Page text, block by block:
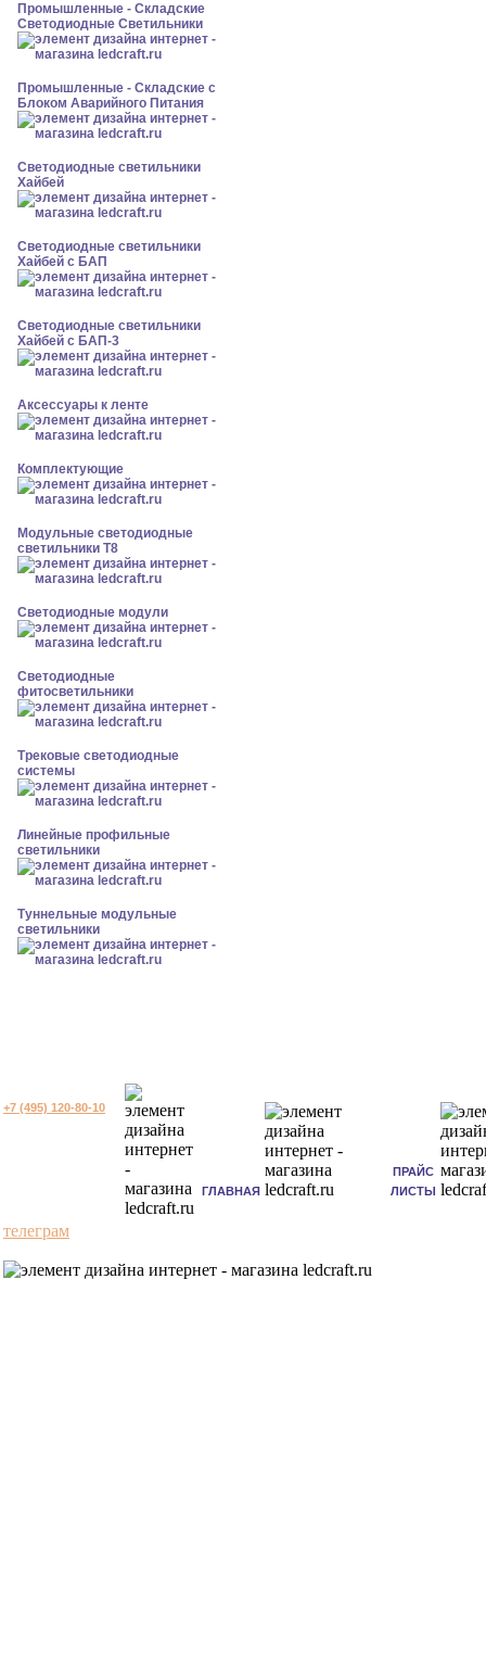
Промышленные - Складские
Светодиодные Светильники
Промышленные - Складские с
Блоком Аварийного Питания
Светодиодные светильники
Хайбей
Светодиодные светильники
Хайбей с БАП
Светодиодные светильники
Хайбей с БАП-3
Аксессуары к ленте
Комплектующие
Модульные светодиодные
светильники Т8
Светодиодные модули
Светодиодные
фитосветильники
Трековые светодиодные
системы
Линейные профильные
светильники
Туннельные модульные
светильники
+7 (495) 120-80-10
ГЛАВНАЯ
ПРАЙС
ЛИСТЫ
телеграм